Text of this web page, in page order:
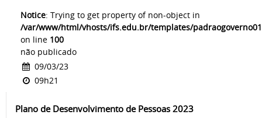
Notice: Trying to get property of non-object in
/var/www/html/vhosts/ifs.edu.br/templates/
on line 100
não publicado
09/03/23
09h21
Plano de Desenvolvimento de Pessoas 2023